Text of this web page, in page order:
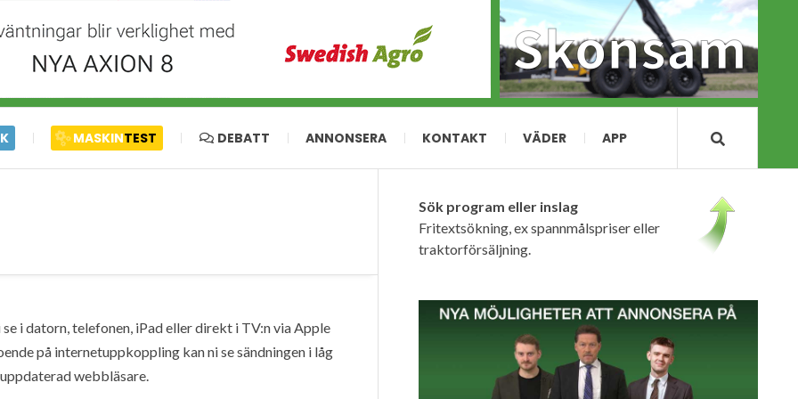
MASKINTEST DEBATT ANNONSERA KONTAKT VÄDER APP
i datorn, telefonen, iPad eller direkt i TV:n via Apple
på internetuppkoppling kan ni se sändningen i låg
webbläsare.
Sök program eller inslag
Fritextsökning, ex spannmålspriser eller
traktorförsäljning.